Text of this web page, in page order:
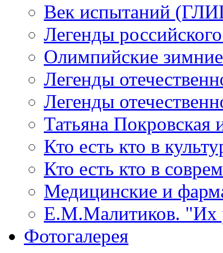
Век испытаний
Легенды
Олимпийские
Легенды
Легенды
Татьяна Покровская
Кто есть кто в
Кто есть кто в
Медицинские и
Е.М.Малитиков. "Их
Фотогалерея